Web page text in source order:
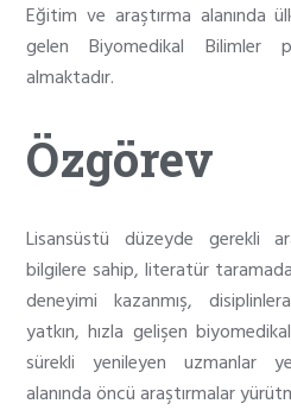
Eğitim ve araştırma alanında
gelen Biyomedikal Bilimler
almaktadır.
Özgörev
Lisansüstü düzeyde gerekli
bilgilere sahip, literatür
deneyimi kazanmış,
yatkın, hızla gelişen
sürekli yenileyen uzmanlar
alanında öncü araştırmalar